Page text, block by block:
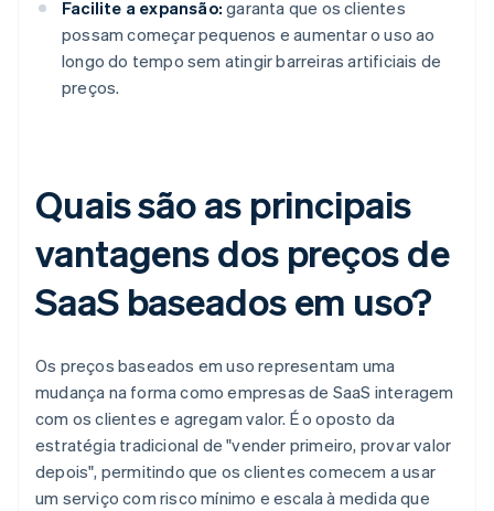
Facilite a expansão: garanta que os clientes
possam começar pequenos e aumentar o uso ao
longo do tempo sem atingir barreiras artificiais de
preços.
Quais são as principais
vantagens dos preços de
SaaS baseados em uso?
Os preços baseados em uso representam uma
mudança na forma como empresas de SaaS interagem
com os clientes e agregam valor. É o oposto da
estratégia tradicional de "vender primeiro, provar valor
depois", permitindo que os clientes comecem a usar
um serviço com risco mínimo e escala à medida que